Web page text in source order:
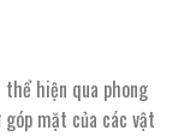
hiện qua phong
mặt của các vật